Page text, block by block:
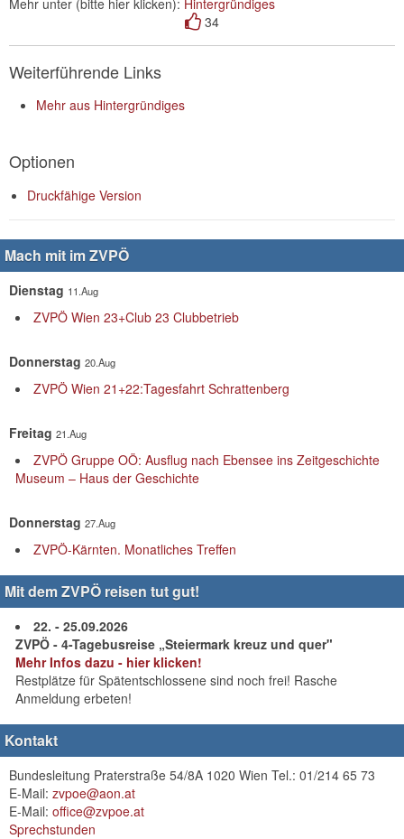
34
Weiterführende Links
Mehr aus Hintergründiges
Optionen
Druckfähige Version
Mach mit im ZVPÖ
Dienstag 11.Aug
ZVPÖ Wien 23+Club 23 Clubbetrieb
Donnerstag 20.Aug
ZVPÖ Wien 21+22:Tagesfahrt Schrattenberg
Freitag 21.Aug
ZVPÖ Gruppe OÖ: Ausflug nach Ebensee ins Zeitgeschichte
Museum – Haus der Geschichte
Donnerstag 27.Aug
ZVPÖ-Kärnten. Monatliches Treffen
Mit dem ZVPÖ reisen tut gut!
22. - 25.09.2026
ZVPÖ - 4-Tagebusreise „Steiermark kreuz und quer"
Mehr Infos dazu - hier klicken!
Restplätze für Spätentschlossene sind noch frei! Rasche
Anmeldung erbeten!
Kontakt
Bundesleitung Praterstraße 54/8A 1020 Wien Tel.: 01/214 65 73
E-Mail: zvpoe@aon.at
E-Mail: office@zvpoe.at
Sprechstunden